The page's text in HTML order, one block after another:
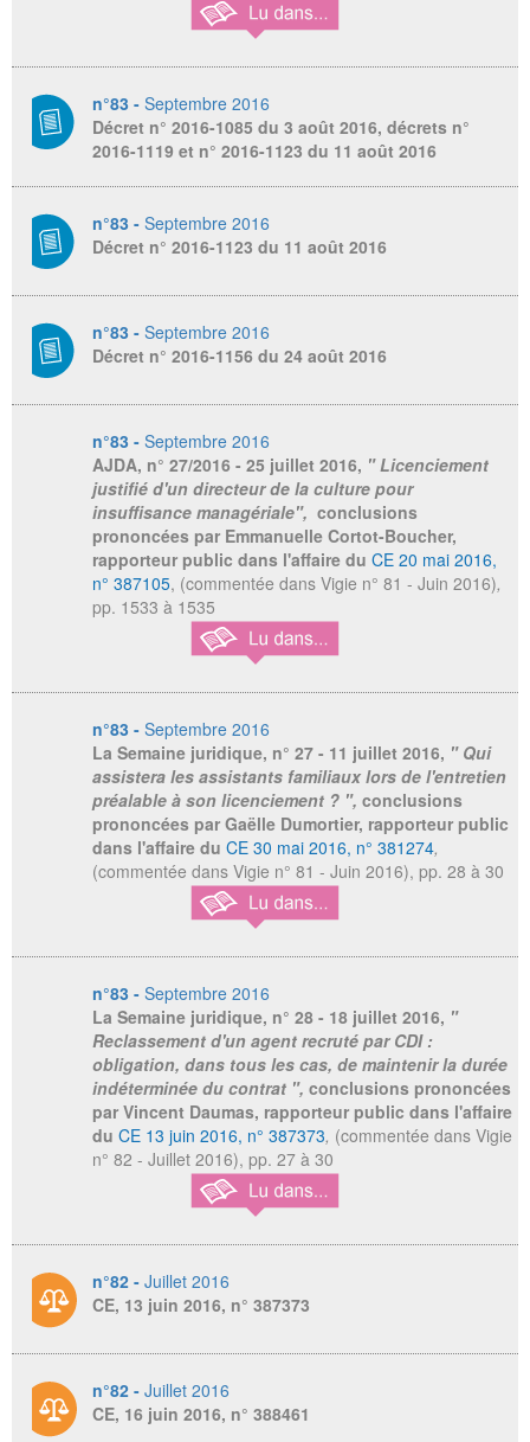
n°83 - Septembre 2016
Décret n° 2016-1085 du 3 août 2016, décrets n°
2016-1119 et n° 2016-1123 du 11 août 2016
n°83 - Septembre 2016
Décret n° 2016-1123 du 11 août 2016
n°83 - Septembre 2016
Décret n° 2016-1156 du 24 août 2016
n°83 - Septembre 2016
AJDA, n° 27/2016 - 25 juillet 2016, " Licenciement
justifié d'un directeur de la culture pour
insuffisance managériale", conclusions
prononcées par Emmanuelle Cortot-Boucher,
rapporteur public dans l'affaire du CE 20 mai 2016,
n° 387105, (commentée dans Vigie n° 81 - Juin 2016),
pp. 1533 à 1535
n°83 - Septembre 2016
La Semaine juridique, n° 27 - 11 juillet 2016, " Qui
assistera les assistants familiaux lors de l'entretien
préalable à son licenciement ? ", conclusions
prononcées par Gaëlle Dumortier, rapporteur public
dans l'affaire du CE 30 mai 2016, n° 381274,
(commentée dans Vigie n° 81 - Juin 2016), pp. 28 à 30
n°83 - Septembre 2016
La Semaine juridique, n° 28 - 18 juillet 2016, "
Reclassement d'un agent recruté par CDI :
obligation, dans tous les cas, de maintenir la durée
indéterminée du contrat ", conclusions prononcées
par Vincent Daumas, rapporteur public dans l'affaire
du CE 13 juin 2016, n° 387373, (commentée dans Vigie
n° 82 - Juillet 2016), pp. 27 à 30
n°82 - Juillet 2016
CE, 13 juin 2016, n° 387373
n°82 - Juillet 2016
CE, 16 juin 2016, n° 388461